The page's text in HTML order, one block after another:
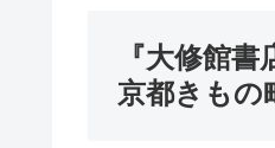
『大修館書
京都きも